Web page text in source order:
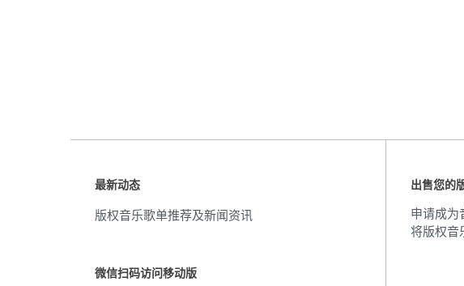
不插电
影片 (72)
最新动态
版权音乐歌单推荐及新闻资讯
微信扫码访问移动版
出售您的
申请成为
将版权音